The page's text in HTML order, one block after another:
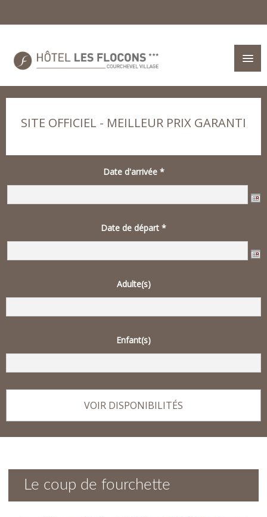
SITE OFFICIEL - MEILLEUR PRIX GARANTI
Date d'arrivée *
Date de départ *
Adulte(s)
Enfant(s)
Le coup de fourchette